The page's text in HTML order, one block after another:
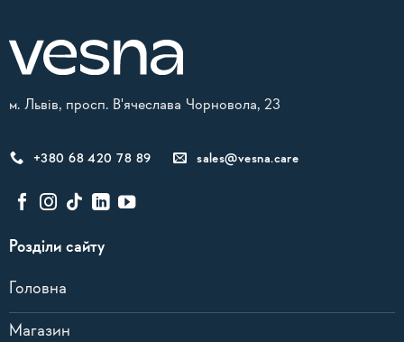
м. Львів, просп. В'ячеслава Чорновола, 23
+380 68 420 78 89 sales@vesna.care
Розділи сайту
Головна
Магазин